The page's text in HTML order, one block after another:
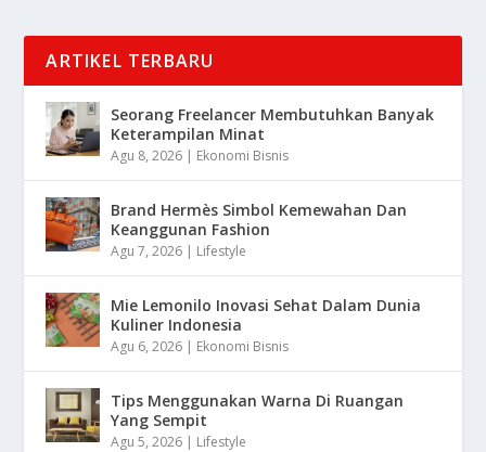
ARTIKEL TERBARU
Seorang Freelancer Membutuhkan Banyak
Keterampilan Minat
Agu 8, 2026 | Ekonomi Bisnis
Brand Hermès Simbol Kemewahan Dan
Keanggunan Fashion
Agu 7, 2026 | Lifestyle
Mie Lemonilo Inovasi Sehat Dalam Dunia
Kuliner Indonesia
Agu 6, 2026 | Ekonomi Bisnis
Tips Menggunakan Warna Di Ruangan
Yang Sempit
Agu 5, 2026 | Lifestyle